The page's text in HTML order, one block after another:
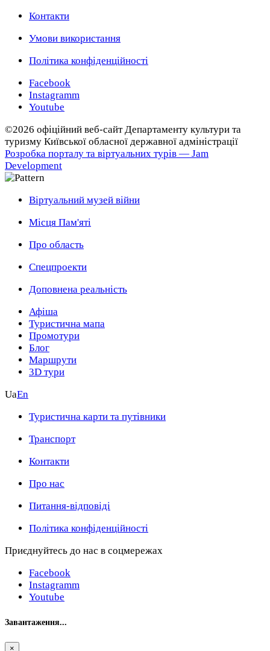
Контакти
Умови використання
Політика конфіденційності
Facebook
Instagramm
Youtube
©2026 офіційний веб-сайт Департаменту культури та
туризму Київської обласної державної адміністрації
Розробка порталу та віртуальних турів — Jam
Development
Віртуальний музей війни
Місця Пам'яті
Про область
Спецпроекти
Доповнена реальність
Афіша
Туристична мапа
Промотури
Блог
Маршрути
3D тури
UaEn
Туристична карти та путівники
Транспорт
Контакти
Про нас
Питання-відповіді
Політика конфіденційності
Приєднуйтесь до нас в соцмережах
Facebook
Instagramm
Youtube
Завантаження...
×